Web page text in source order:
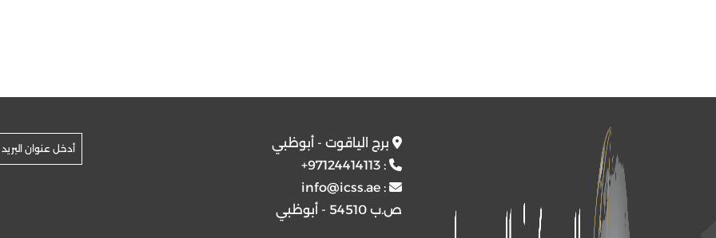
برج الياقوت - أبوظبي
:
+97124414113
:
info@icss.ae
ص.ب 54510 - أبوظبي